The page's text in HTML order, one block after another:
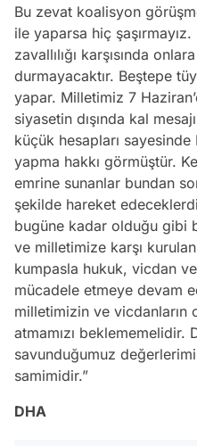
Bu zevat koalisyon
ile yaparsa hiç
zavallılığı karşısında
durmayacaktır. Beştepe
yapar. Milletimiz 7
siyasetin dışında kal
küçük hesapları
yapma hakkı görmüştür.
emrine sunanlar bundan
şekilde hareket
bugüne kadar olduğu gibi
ve milletimize karşı
kumpasla hukuk, vicdan
mücadele etmeye devam
milletimizin ve vicdanların
atmamızı beklememelidir.
savunduğumuz
samimidir.”
DHA